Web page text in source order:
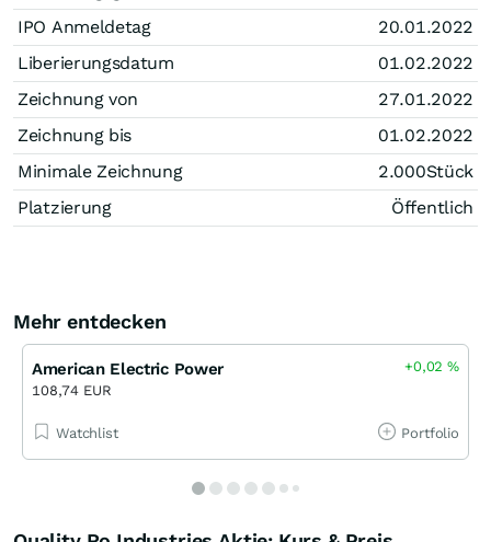
IPO Anmeldetag
20.01.2022
Liberierungsdatum
01.02.2022
Zeichnung von
27.01.2022
Zeichnung bis
01.02.2022
Minimale Zeichnung
2.000Stück
Platzierung
Öffentlich
Mehr entdecken
American Electric Power
108,74 EUR
+0,02%
Watchlist Portfolio